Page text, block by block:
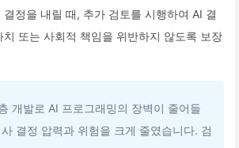
결정을 내릴 때, 추가 검토를 시행하여 AI 결
치 또는 사회적 책임을 위반하지 않도록 보장
개발로 AI 프로그래밍의 장벽이 줄어들
결정 압력과 위험을 크게 줄였습니다. 검